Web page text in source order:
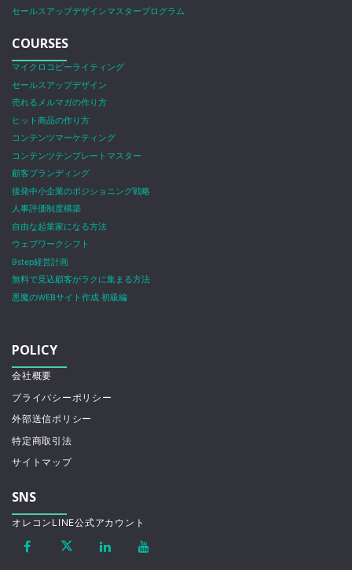
セールスアップデザインマスタープログラム
COURSES
マイクロコピーライティング
セールスアップデザイン
売れるメルマガの作り方
ヒット商品の作り方
コンテンツマーケティング
コンテンツテンプレートマスター
顧客ブランディング
後発中小企業のポジショニング戦略
人事評価制度構築
自由な起業家になる方法
ウェブワークシフト
9step経営計画
無料で見込顧客がラクに集まる方法
悪魔のWEBサイト作成 初級編
POLICY
会社概要
プライバシーポリシー
外部送信ポリシー
特定商取引法
サイトマップ
SNS
オレコンLINE公式アカウント